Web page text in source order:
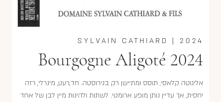
2024
|
SYLVAIN CATHIARD
Bourgogne Aligoté 2024
אליגוטה קלאסי, תוסס ומתיישן רק בנירוסטה. חד,רענן, מינרלי, רזה
יחסית, אך עדיין נותן מופע ארומטי. לשתות ולהינות מיין לבן של אחד